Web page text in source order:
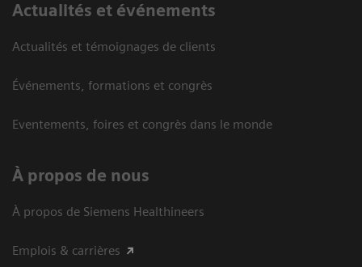
Actualités et événements
Actualités et témoignages de clients
Événements, formations et congrès
Eventements, foires et congrès dans le monde
À propos de nous
À propos de Siemens Healthineers
Emplois & carrières